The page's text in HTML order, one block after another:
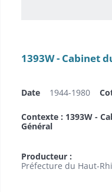
1393W - Cabinet
Date 1944-1980
Contexte : 1393W -
Général
Producteur :
Préfecture du Haut-